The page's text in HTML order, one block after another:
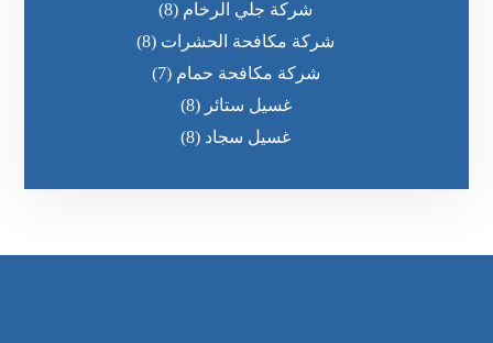
شركة جلي الرخام (8)
شركة مكافحة الحشرات (8)
شركة مكافحة حمام (7)
غسيل ستائر (8)
غسيل سجاد (8)